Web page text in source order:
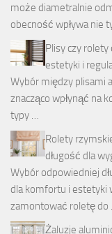
może diametralnie
obecność wpływa nie
Plisy czy
estetyki i
Wybór między plisami
znacząco wpłynąć na
typy …
Rolety
długość dla
Wybór odpowiedniej
dla komfortu i estetyki
zamontować roletę do
Żaluzje